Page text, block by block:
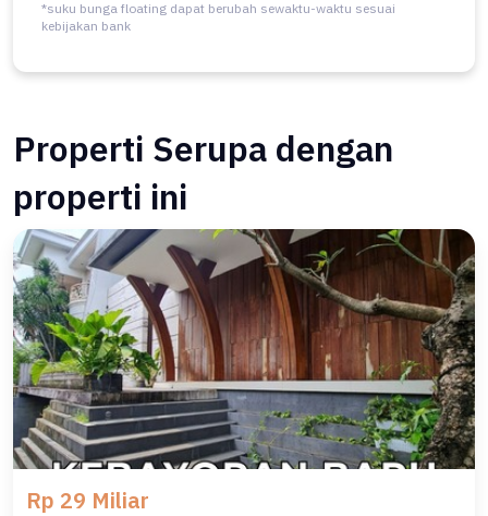
*suku bunga floating dapat berubah sewaktu-waktu sesuai
kebijakan bank
Properti Serupa dengan
properti ini
Rp 29 Miliar